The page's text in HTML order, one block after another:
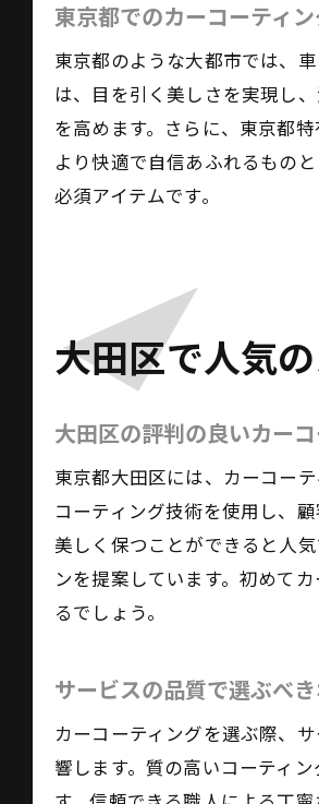
東京都でのカーコーティ
東京都のような大都市では、
は、目を引く美しさを実現し
を高めます。さらに、東京都
より快適で自信あふれるもの
必須アイテムです。
大田区で人気
大田区の評判の良いカー
東京都大田区には、カーコー
コーティング技術を使用し、
美しく保つことができると人
ンを提案しています。初めて
るでしょう。
サービスの品質で選ぶべ
カーコーティングを選ぶ際、
響します。質の高いコーティ